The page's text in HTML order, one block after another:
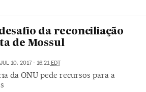
da reconciliação
de Mossul
JUL 10, 2017 - 16:21 EDT
da ONU pede recursos para a